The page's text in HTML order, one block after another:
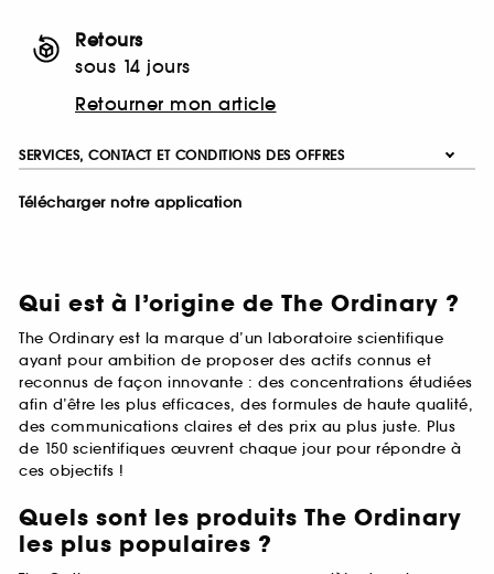
Retours
sous 14 jours
Retourner mon article
SERVICES, CONTACT ET CONDITIONS DES OFFRES
Télécharger notre application
Qui est à l’origine de The Ordinary ?
The Ordinary est la marque d’un laboratoire scientifique
ayant pour ambition de proposer des actifs connus et
reconnus de façon innovante : des concentrations étudiées
afin d’être les plus efficaces, des formules de haute qualité,
des communications claires et des prix au plus juste. Plus
de 150 scientifiques œuvrent chaque jour pour répondre à
ces objectifs !
Quels sont les produits The Ordinary
les plus populaires ?